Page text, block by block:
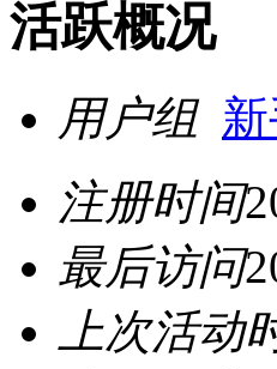
活跃概况
用户组
注册时间
最后访问
上次活动